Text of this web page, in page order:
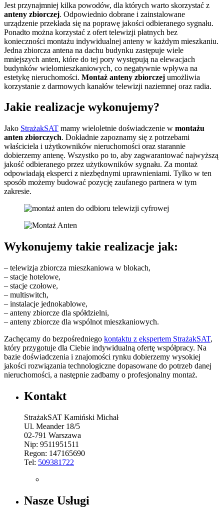
Jest przynajmniej kilka powodów, dla których warto skorzystać z
anteny zbiorczej. Odpowiednio dobrane i zainstalowane
urządzenie przekłada się na poprawę jakości odbieranego sygnału.
Ponadto można korzystać z ofert telewizji płatnych bez
konieczności montażu indywidualnej anteny w każdym mieszkaniu.
Jedna zbiorcza antena na dachu budynku zastępuje wiele
mniejszych anten, które do tej pory występują na elewacjach
budynków wielomieszkaniowych, co negatywnie wpływa na
estetykę nieruchomości. Montaż anteny zbiorczej umożliwia
korzystanie z darmowych kanałów telewizji naziemnej oraz radia.
Jakie realizacje wykonujemy?
Jako StrażakSAT mamy wieloletnie doświadczenie w montażu
anten zbiorczych. Dokładnie zapoznamy się z potrzebami
właściciela i użytkowników nieruchomości oraz starannie
dobierzemy antenę. Wszystko po to, aby zagwarantować najwyższą
jakość odbieranego przez użytkowników sygnału. Za montaż
odpowiadają eksperci z niezbędnymi uprawnieniami. Tylko w ten
sposób możemy budować pozycję zaufanego partnera w tym
zakresie.
Wykonujemy takie realizacje jak:
– telewizja zbiorcza mieszkaniowa w blokach,
– stacje hotelowe,
– stacje czołowe,
– multiswitch,
– instalacje jednokablowe,
– anteny zbiorcze dla spółdzielni,
– anteny zbiorcze dla wspólnot mieszkaniowych.
Zachęcamy do bezpośredniego kontaktu z ekspertem StrażakSAT,
który przygotuje dla Ciebie indywidualną ofertę współpracy. Na
bazie doświadczenia i znajomości rynku dobierzemy wysokiej
jakości rozwiązania technologiczne dopasowane do potrzeb danej
nieruchomości, a następnie zadbamy o profesjonalny montaż.
Kontakt
StrażakSAT Kamiński Michał
Ul. Meander 18/5
02-791 Warszawa
Nip: 9511951511
Regon: 147165690
Tel: 509381722
Nasze Usługi